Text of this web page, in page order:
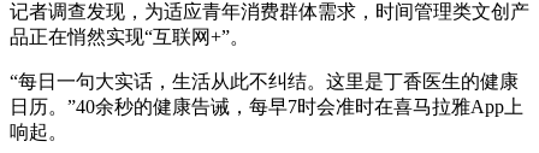
记者调查发现，为适应青年消费群体需求，时间管理类文创产
品正在悄然实现“互联网+”。
“每日一句大实话，生活从此不纠结。这里是丁香医生的健康
日历。”40余秒的健康告诫，每早7时会准时在喜马拉雅App上
响起。